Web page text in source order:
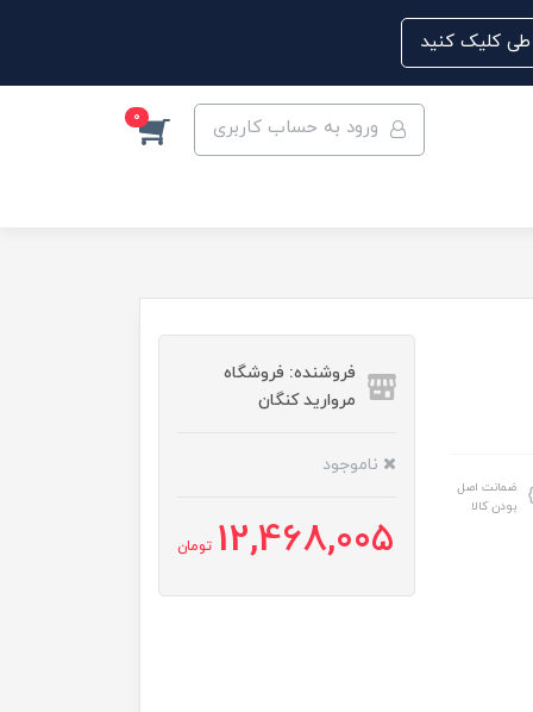
ورود به حساب کاربری 0
ضمانت اصل
بودن کالا
فروشنده: فروشگاه
مروارید کنگان
ناموجود
12,468,005 تومان